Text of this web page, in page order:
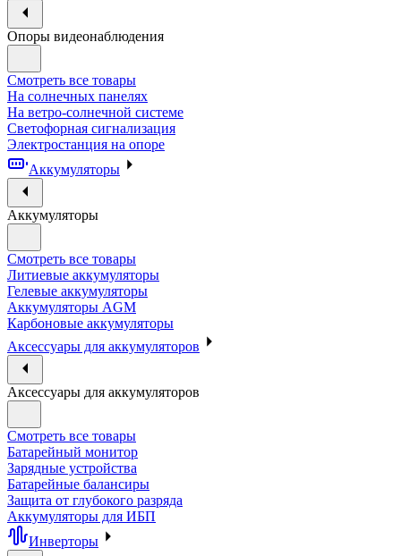
Опоры видеонаблюдения
Смотреть все товары
На солнечных панелях
На ветро-солнечной системе
Светофорная сигнализация
Электростанция на опоре
Аккумуляторы
Аккумуляторы
Смотреть все товары
Литиевые аккумуляторы
Гелевые аккумуляторы
Аккумуляторы AGM
Карбоновые аккумуляторы
Аксессуары для аккумуляторов
Аксессуары для аккумуляторов
Смотреть все товары
Батарейный монитор
Зарядные устройства
Батарейные балансиры
Защита от глубокого разряда
Аккумуляторы для ИБП
Инверторы